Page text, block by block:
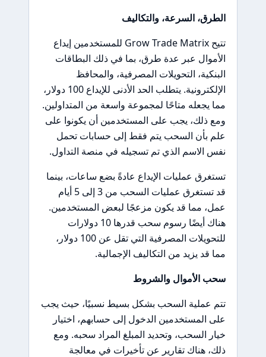
الطرق، السرعة، والتكاليف
تتيح Grow Trade Matrix للمستخدمين إيداع
الأموال عبر عدة طرق، بما في ذلك البطاقات
البنكية، التحويلات المصرفية، والمحافظ
الإلكترونية. يتطلب الحد الأدنى للإيداع 100 دولار،
مما يجعله متاحًا لمجموعة واسعة من المتداولين.
ومع ذلك، يجب على المستخدمين أن يكونوا على
علم بأن السحب يتم فقط إلى حسابات تحمل
نفس الاسم الذي تم تسجيله في منصة التداول.
تستغرق عمليات الإيداع عادةً بضع ساعات، بينما
قد تستغرق عمليات السحب من 3 إلى 5 أيام
عمل، مما قد يكون مزعجًا لبعض المستخدمين.
هناك أيضًا رسوم سحب قدرها 10 دولارات
للتحويلات المصرفية التي تقل عن 100 دولار،
مما قد يزيد من التكاليف الإجمالية.
سحب الأموال والشروط
تتم عملية السحب بشكل بسيط نسبيًا، حيث يجب
على المستخدمين الدخول إلى حسابهم، اختيار
خيار السحب، وتحديد المبلغ المراد سحبه. ومع
ذلك، هناك تقارير عن تأخيرات في معالجة